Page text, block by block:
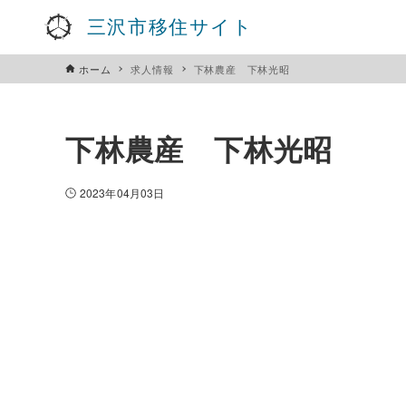
三沢市移住サイト
ホーム 求人情報 下林農産 下林光昭
下林農産 下林光昭
2023年04月03日